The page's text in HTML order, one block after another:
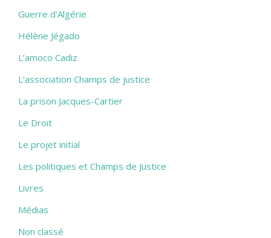
Guerre d'Algérie
Hélène Jégado
L’amoco Cadiz
L’association Champs de justice
La prison Jacques-Cartier
Le Droit
Le projet initial
Les politiques et Champs de Justice
Livres
Médias
Non classé